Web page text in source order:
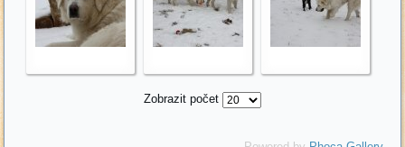
Zobrazit počet